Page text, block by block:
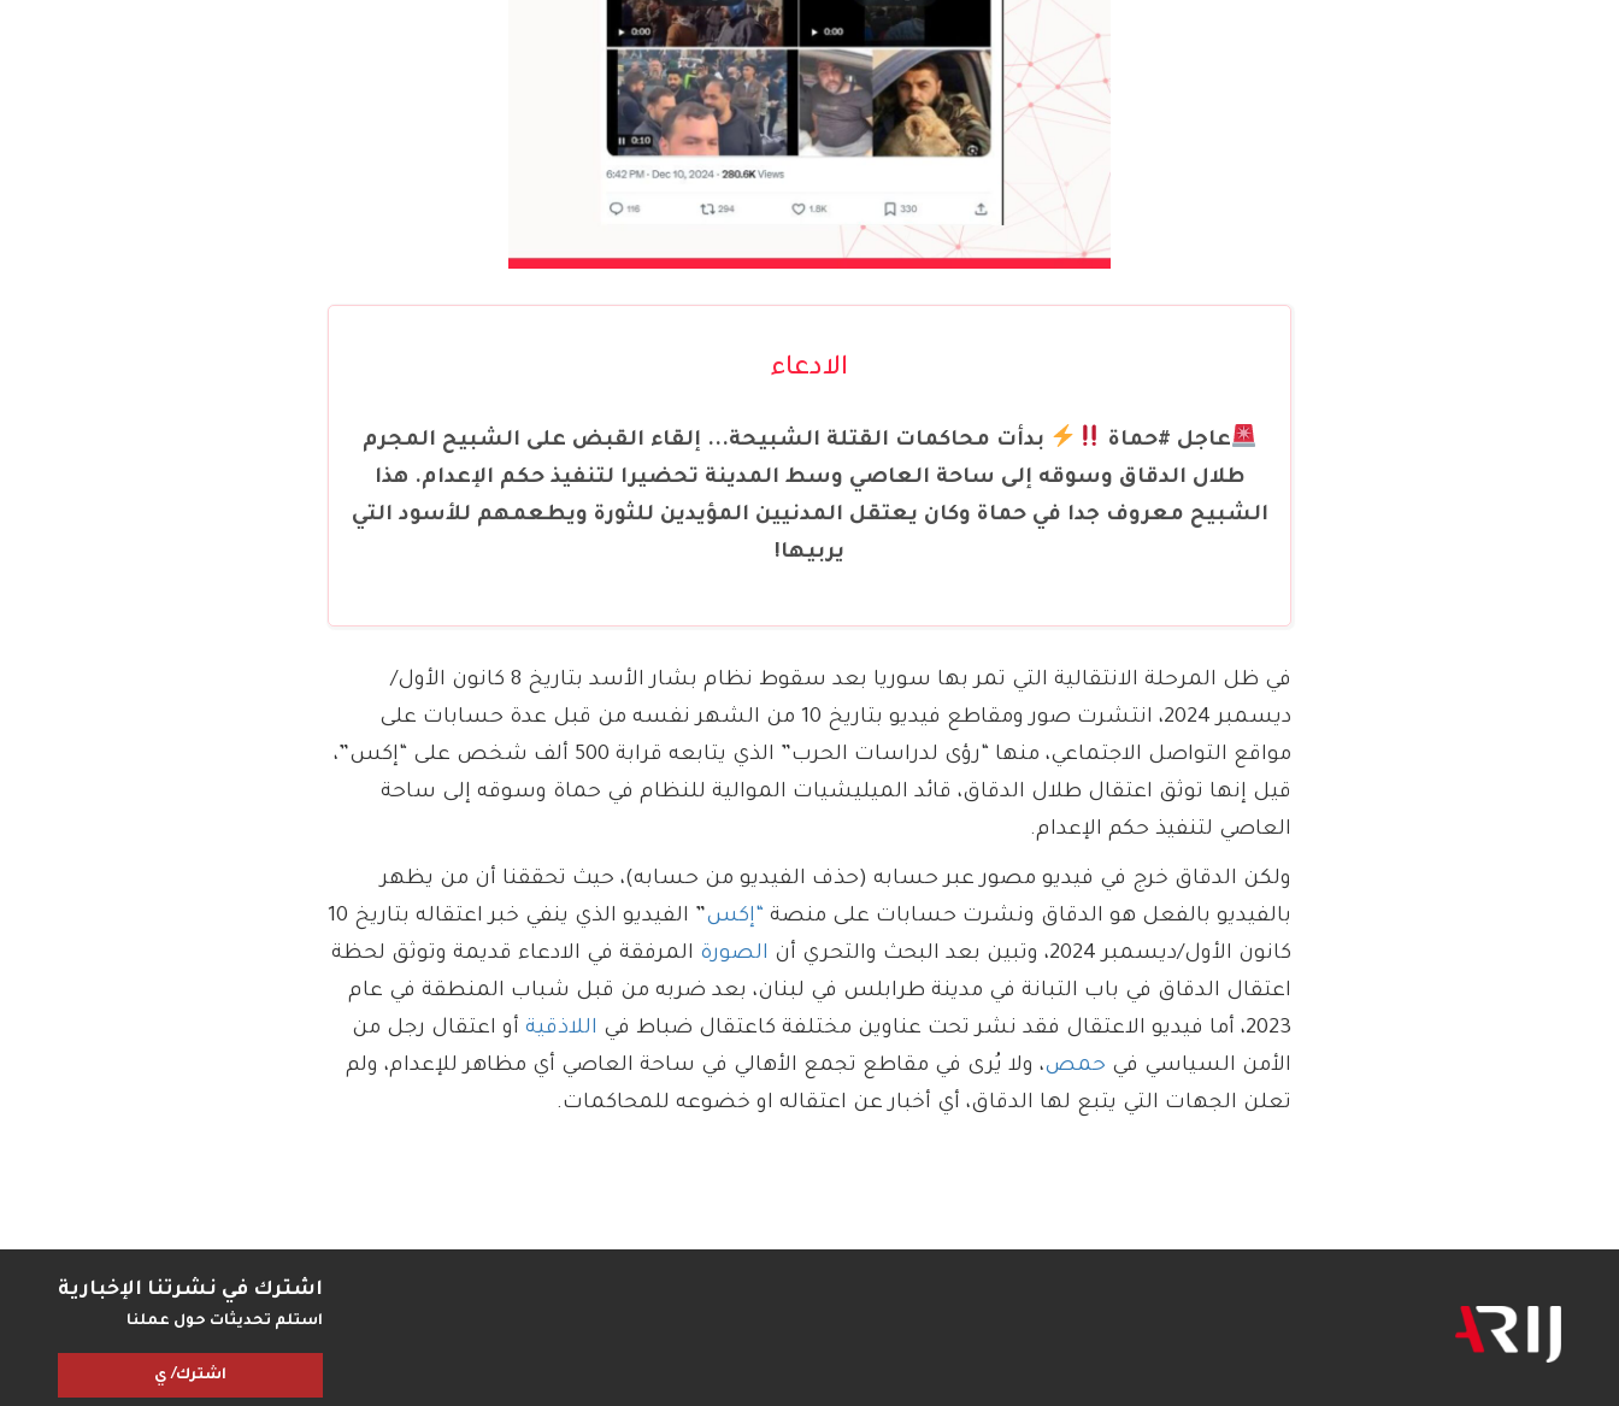
الادعاء
عاجل #حماة
بدأت محاكمات القتلة الشبيحة... إلقاء القبض على الشبيح المجرم
طلال الدقاق وسوقه إلى ساحة العاصي وسط المدينة تحضيرا لتنفيذ حكم الإعدام. هذا
الشبيح معروف جدا في حماة وكان يعتقل المدنيين المؤيدين للثورة ويطعمهم للأسود التي
يربيها!
في ظل المرحلة الانتقالية التي تمر بها سوريا بعد سقوط نظام بشار الأسد بتاريخ 8 كانون الأول/
ديسمبر 2024، انتشرت صور ومقاطع فيديو بتاريخ 10 من الشهر نفسه من قبل عدة حسابات على
مواقع التواصل الاجتماعي، منها “رؤى لدراسات الحرب” الذي يتابعه قرابة 500 ألف شخص على “إكس”،
قيل إنها توثق اعتقال طلال الدقاق، قائد الميليشيات الموالية للنظام في حماة وسوقه إلى ساحة
العاصي لتنفيذ حكم الإعدام.
ولكن الدقاق خرج في فيديو مصور عبر حسابه (حذف الفيديو من حسابه)، حيث تحققنا أن من يظهر
بالفيديو بالفعل هو الدقاق ونشرت حسابات على منصة “إكس
” الفيديو الذي ينفي خبر اعتقاله بتاريخ 10
كانون الأول/ديسمبر 2024، وتبين بعد البحث والتحري أن
الصورة المرفقة في الادعاء قديمة وتوثق لحظة
اعتقال الدقاق في باب التبانة في مدينة طرابلس في لبنان، بعد ضربه من قبل شباب المنطقة في عام
2023، أما فيديو الاعتقال فقد نشر تحت عناوين مختلفة كاعتقال ضباط في
اللاذقية أو اعتقال رجل من
الأمن السياسي في حمص، ولا يُرى في مقاطع تجمع الأهالي في ساحة العاصي أي مظاهر للإعدام، ولم
تعلن الجهات التي يتبع لها الدقاق، أي أخبار عن اعتقاله او خضوعه للمحاكمات.
اشترك في نشرتنا الإخبارية
استلم تحديثات حول عملنا
اشترك/ ي